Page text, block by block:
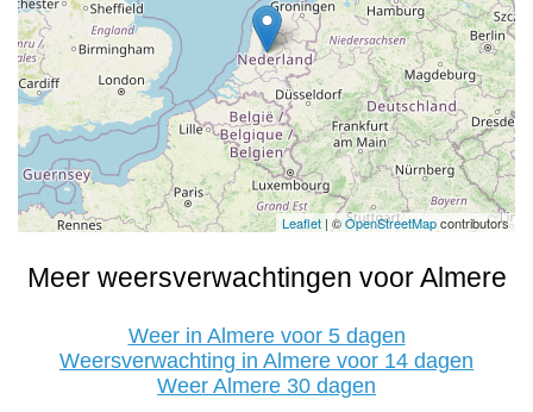
Leaflet | ©OpenStreetMapcontributors
Meer weersverwachtingen voor Almere
Weer in Almere voor 5 dagen
Weersverwachting in Almere voor 14 dagen
Weer Almere 30 dagen